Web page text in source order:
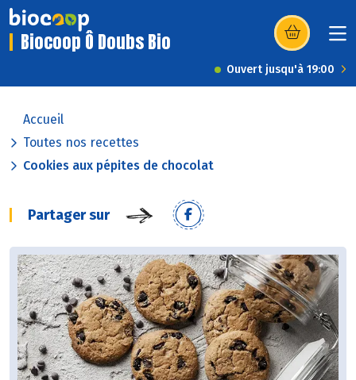
Biocoop Ô Doubs Bio (s’ouvre dans
Ouvert jusqu'à 19:00
Accueil
Toutes nos recettes
Cookies aux pépites de chocolat
Partager sur